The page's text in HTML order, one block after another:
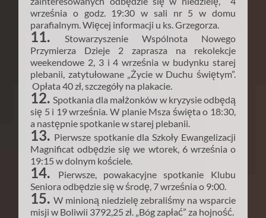
września o godz. 19:30 w sali nr 5 w domu
parafialnym. Więcej informacji u ks. Grzegorza.
11.
Stowarzyszenie Wspólnota Nowego
Przymierza Dzieje 2 zaprasza na rekolekcje
weekendowe 2, 3 i 4 września w budynku starej
plebanii, zatytułowane „Życie w Duchu świętym”.
Opłata 40 zł, szczegóły na plakacie.
12. Spotkania dla małżonków w kryzysie odbędą
się 5 i 19 września. W planie Msza święta o 18:30,
a następnie spotkanie w starej plebanii.
13. Pierwsze spotkanie dla Szkoły Ewangelizacji
Magnificat odbędzie się we wtorek, 6 września o
19:15 w dolnym kościele.
14.
Pierwsze, powakacyjne spotkanie Klubu
Seniora odbędzie się w środę, 7 września o 9:00.
15. W minioną niedzielę zebraliśmy na wsparcie
misji w Boliwii 3792,25 zł. „Bóg zapłać” za hojność.